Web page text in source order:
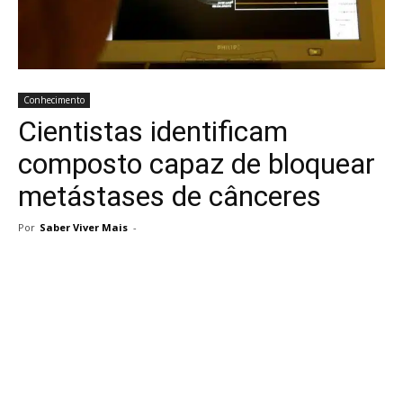
Conhecimento
Cientistas identificam
composto capaz de bloquear
metástases de cânceres
Por Saber Viver Mais -